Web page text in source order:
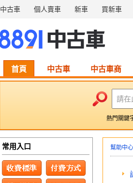
中古車 個人賣車 新車 買新車
首頁 中古車 中古車商
請在
熱門關鍵
幫助中
常用入口